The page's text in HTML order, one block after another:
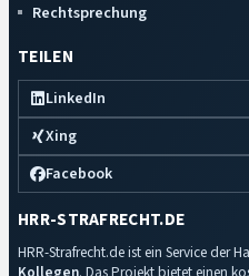
Rechtsprechung
TEILEN
LinkedIn
Xing
Facebook
HRR-STRAFRECHT.DE
HRR-Strafrecht.de ist ein Service der